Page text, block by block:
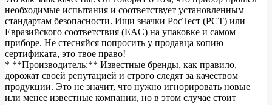
необходимые испытания и соответствует установленным
стандартам безопасности. Ищи значки РосТест (РСТ) или
Евразийского соответствия (EAC) на упаковке и самом
приборе. Не стесняйся попросить у продавца копию
сертификата, это твое право!
* **Производитель:** Известные бренды, как правило,
дорожат своей репутацией и строго следят за качеством
продукции. Это не значит, что нужно игнорировать новые
или менее известные компании, но в этом случае стоит